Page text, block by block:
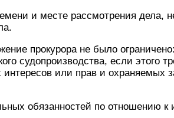
и месте рассмотрения дела,
прокурора не было
судопроизводства, если этого
или прав и охраняемых
обязанностей по отношению к